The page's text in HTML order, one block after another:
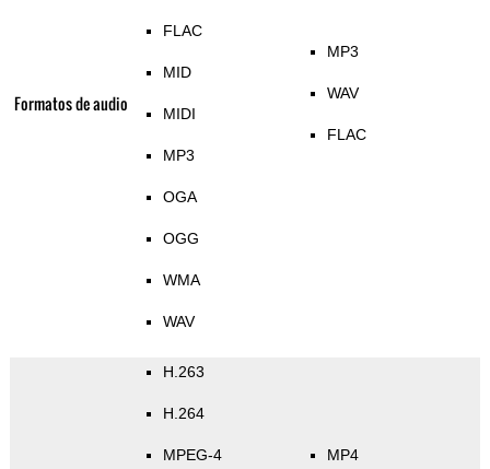
Formatos de audio
FLAC
MID
MIDI
MP3
OGA
OGG
WMA
WAV
MP3
WAV
FLAC
H.263
H.264
MPEG-4 MP4